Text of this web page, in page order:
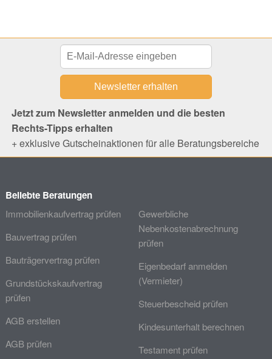
Jetzt zum Newsletter anmelden und die besten
Rechts-Tipps erhalten
+ exklusive Gutscheinaktionen für alle Beratungsbereiche
Beliebte Beratungen
Immobilienkaufvertrag prüfen
Bauvertrag prüfen
Bauträgervertrag prüfen
Grundstückskaufvertrag
prüfen
AGB erstellen
AGB prüfen
Gewerbliche
Nebenkostenabrechnung
prüfen
Eigenbedarf anmelden
(Vermieter)
Steuerbescheid prüfen
Kindesunterhalt berechnen
Testament prüfen